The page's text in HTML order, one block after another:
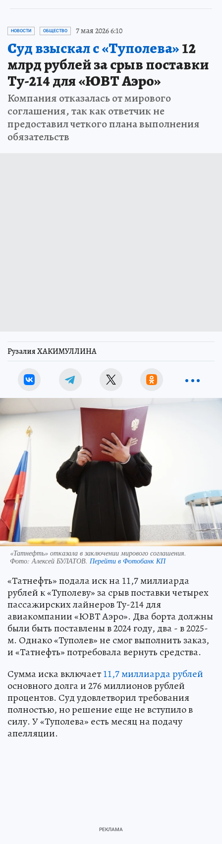
НОВОСТИ ОБЩЕСТВО 7 мая 2026 6:10
Суд взыскал с «Туполева»12
млрд рублей за срыв поставки
Ту-214 для «ЮВТ Аэро»
Компания отказалась от мирового
соглашения, так как ответчик не
предоставил четкого плана выполнения
обязательств
Рузалия ХАКИМУЛЛИНА
«Татнефть» отказала в заключении мирового соглашения.
Фото: Алексей БУЛАТОВ. Перейти в Фотобанк КП
«Татнефть» подала иск на 11,7 миллиарда
рублей к «Туполеву» за срыв поставки четырех
пассажирских лайнеров Ту-214 для
авиакомпании «ЮВТ Аэро». Два борта должны
были быть поставлены в 2024 году, два - в 2025-
м. Однако «Туполев» не смог выполнить заказ,
и «Татнефть» потребовала вернуть средства.
Сумма иска включает11,7 миллиарда рублей
основного долга и 276 миллионов рублей
процентов. Суд удовлетворил требования
полностью, но решение еще не вступило в
силу. У «Туполева» есть месяц на подачу
апелляции.